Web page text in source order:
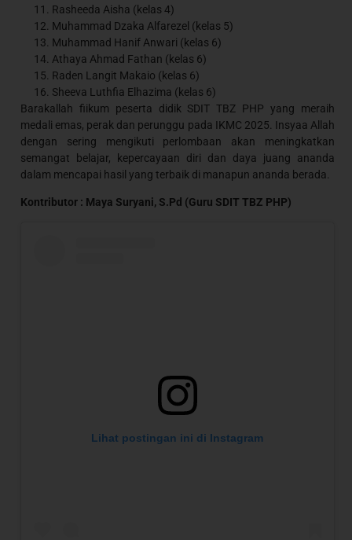
Rasheeda Aisha (kelas 4)
Muhammad Dzaka Alfarezel (kelas 5)
Muhammad Hanif Anwari (kelas 6)
Athaya Ahmad Fathan (kelas 6)
Raden Langit Makaio (kelas 6)
Sheeva Luthfia Elhazima (kelas 6)
Barakallah fiikum peserta didik SDIT TBZ PHP yang meraih
medali emas, perak dan perunggu pada IKMC 2025. Insyaa Allah
dengan sering mengikuti perlombaan akan meningkatkan
semangat belajar, kepercayaan diri dan daya juang ananda
dalam mencapai hasil yang terbaik di manapun ananda berada.
Kontributor : Maya Suryani, S.Pd (Guru SDIT TBZ PHP)
Lihat postingan ini di Instagram